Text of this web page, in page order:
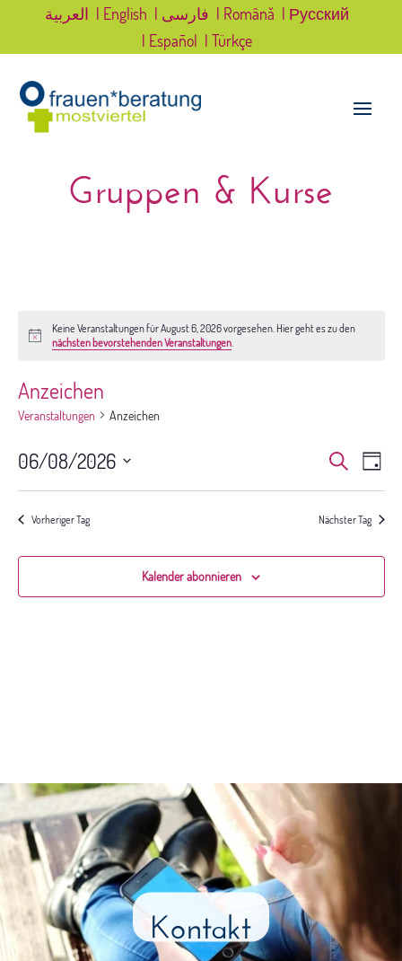
العربية | English | فارسی | Română | Русский
| Español | Türkçe
Gruppen & Kurse
Hinweis
Keine Veranstaltungen für August 6, 2026 vorgesehen. Hier geht es zu den
nächsten bevorstehenden Veranstaltungen
Anzeichen
Veranstaltungen Anzeichen
Suche
und
Suche Tag
06/08/2026
Vorheriger Tag Nächster Tag
Kalender abonnieren
Kontakt